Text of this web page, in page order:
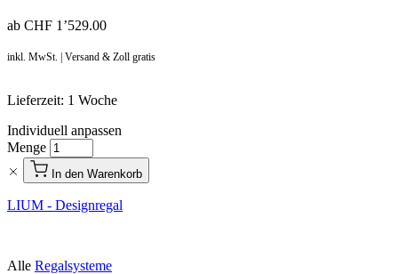
ab CHF 1’529.00
inkl. MwSt. | Versand & Zoll gratis
Lieferzeit: 1 Woche
Individuell anpassen
Menge
In den Warenkorb
LIUM - Designregal
Alle Regalsysteme